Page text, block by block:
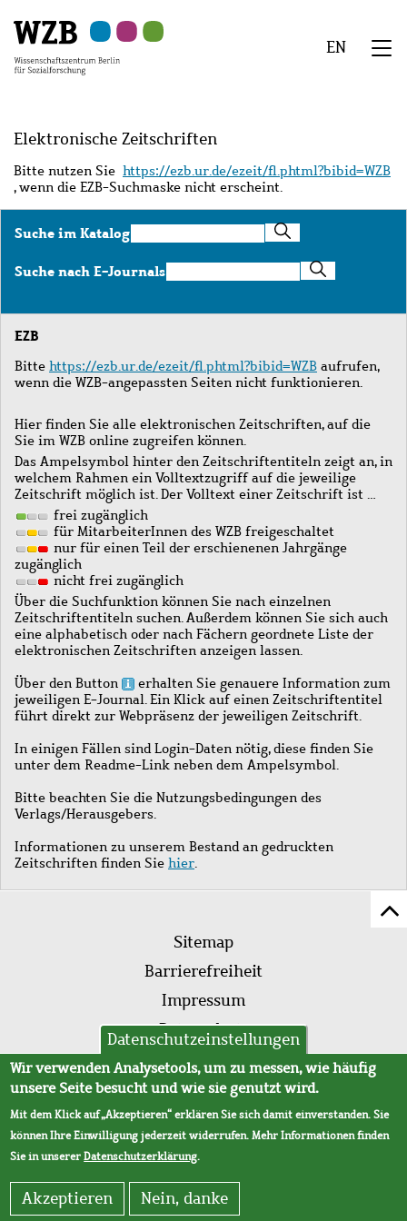
Hauptinhalt
springen
Navigation
springen
Suche
springen
Sekundärnavigation
springen
Fußzeile
springen
EN
Elektronische Zeitschriften
Bitte nutzen Sie https://ezb.ur.de/ezeit/fl.phtml?bibid=WZB
, wenn die EZB-Suchmaske nicht erscheint.
Suche im KatalogSuche
im
Katalog
Suche nach E-JournalsSuche
nach
Journals
EZB
Bitte https://ezb.ur.de/ezeit/fl.phtml?bibid=WZB aufrufen,
wenn die WZB-angepassten Seiten nicht funktionieren.
Hier finden Sie alle elektronischen Zeitschriften, auf die
Sie im WZB online zugreifen können.
Das Ampelsymbol hinter den Zeitschriftentiteln zeigt an, in
welchem Rahmen ein Volltextzugriff auf die jeweilige
Zeitschrift möglich ist. Der Volltext einer Zeitschrift ist …
frei zugänglich
für MitarbeiterInnen des WZB freigeschaltet
nur für einen Teil der erschienenen Jahrgänge
zugänglich
nicht frei zugänglich
Über die Suchfunktion können Sie nach einzelnen
Zeitschriftentiteln suchen. Außerdem können Sie sich auch
eine alphabetisch oder nach Fächern geordnete Liste der
elektronischen Zeitschriften anzeigen lassen.
Über den Button
erhalten Sie genauere Information zum
jeweiligen E-Journal. Ein Klick auf einen Zeitschriftentitel
führt direkt zur Webpräsenz der jeweiligen Zeitschrift.
In einigen Fällen sind Login-Daten nötig, diese finden Sie
unter dem Readme-Link neben dem Ampelsymbol.
Bitte beachten Sie die Nutzungsbedingungen des
Verlags/Herausgebers.
Informationen zu unserem Bestand an gedruckten
Zeitschriften finden Sie hier.
Fußleistenmenü
Sitemap
Barrierefreiheit
Impressum
Datenschutz
AVB
Datenschutzeinstellungen
Wir verwenden Analysetools, um zu messen, wie häufig
unsere Seite besucht und wie sie genutzt wird.
Mit dem Klick auf „Akzeptieren“ erklären Sie sich damit einverstanden. Sie
können Ihre Einwilligung jederzeit widerrufen. Mehr Informationen finden
Sie in unsererDatenschutzerklärung.
Akzeptieren Nein, danke